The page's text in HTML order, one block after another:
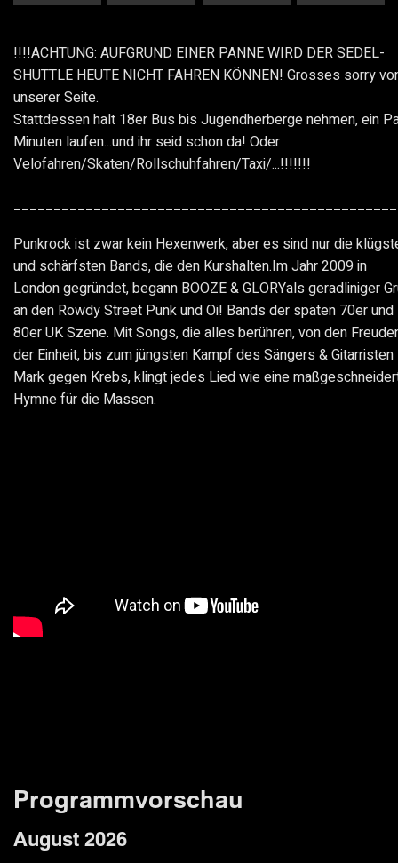
!!!!ACHTUNG: AUFGRUND EINER PANNE WIRD DER SEDEL-
SHUTTLE HEUTE NICHT FAHREN KÖNNEN! Grosses sorry
unserer Seite.
Stattdessen halt 18er Bus bis Jugendherberge nehmen, ein
Minuten laufen...und ihr seid schon da! Oder
Velofahren/Skaten/Rollschuhfahren/Taxi/...!!!!!!!
Punkrock ist zwar kein Hexenwerk, aber es sind nur die
und schärfsten Bands, die den Kurshalten.Im Jahr 2009 in
London gegründet, begann BOOZE & GLORYals geradliniger
an den Rowdy Street Punk und Oi! Bands der späten 70er und
80er UK Szene. Mit Songs, die alles berühren, von den
der Einheit, bis zum jüngsten Kampf des Sängers & Gitarristen
Mark gegen Krebs, klingt jedes Lied wie eine
Hymne für die Massen.
Programmvorschau
August 2026